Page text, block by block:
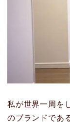
私が世界一周を
のブランドであ